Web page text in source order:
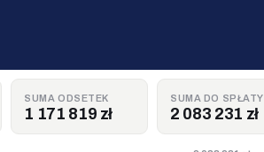
SUMA ODSETEK
1 171 819 zł
SUMA DO SPŁATY
2 083 231 zł